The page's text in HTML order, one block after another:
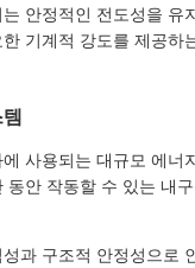
안정적인 전도성을 유
기계적 강도를 제공하
사용되는 대규모 에너
동안 작동할 수 있는 내
과 구조적 안정성으로